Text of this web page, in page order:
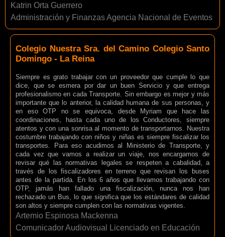
Katrin Orta Guerrero
Administración y Finanzas Agencia Nacional de Eventos
Colegio Nuestra Sra. del Camino Colegio Santo
Domingo - La Reina
Siempre es grato trabajar con un proveedor que cumple lo que
dice, que se esmera por dar un buen Servicio y que entrega
profesionalismo en cada Transporte. Sin embargo es mejor y más
importante que lo anterior, la calidad humana de sus personas, y
en eso OTP no se equivoca, desde Myriam que hace las
coordinaciones, hasta cada uno de los Conductores, siempre
atentos y con una sonrisa al momento de transportarnos. Nuestra
costumbre trabajando con niños y niñas es siempre fiscalizar los
transportes. Para eso acudimos al Ministerio de Transporte, y
cada vez que vamos a realizar un viaje, nos encargamos de
revisar qué las normativas legales se respeten a cabalidad, a
través de los fiscalizadores en terreno que revisan los buses
antes de la partida. En los 6 años que llevamos trabajando con
OTP, jamás han fallado una fiscalización, nunca nos han
rechazado un Bus, lo que significa que los estándares de calidad
son altos y siempre cumplen con las normativas vigentes.
Artemio Espinosa Mackenna
Comunicador Audiovisual Licenciado en Educación